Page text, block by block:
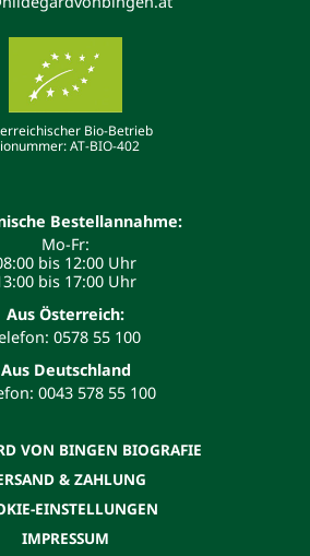
Bio-Betrieb
AT-BIO-402
Bestellannahme:
Mo-Fr:
bis 12:00 Uhr
bis 17:00 Uhr
Aus Österreich:
0578 55 100
Aus Deutschland
0043 578 55 100
VON BINGEN BIOGRAFIE
& ZAHLUNG
EINSTELLUNGEN
IMPRESSUM